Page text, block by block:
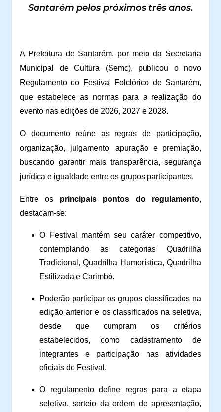
Santarém pelos próximos três anos.
A Prefeitura de Santarém, por meio da Secretaria
Municipal de Cultura (Semc), publicou o novo
Regulamento do Festival Folclórico de Santarém,
que estabelece as normas para a realização do
evento nas edições de 2026, 2027 e 2028.
O documento reúne as regras de participação,
organização, julgamento, apuração e premiação,
buscando garantir mais transparência, segurança
jurídica e igualdade entre os grupos participantes.
Entre os principais pontos do regulamento,
destacam-se:
O Festival mantém seu caráter competitivo,
contemplando as categorias Quadrilha
Tradicional, Quadrilha Humorística, Quadrilha
Estilizada e Carimbó.
Poderão participar os grupos classificados na
edição anterior e os classificados na seletiva,
desde que cumpram os critérios
estabelecidos, como cadastramento de
integrantes e participação nas atividades
oficiais do Festival.
O regulamento define regras para a etapa
seletiva, sorteio da ordem de apresentação,